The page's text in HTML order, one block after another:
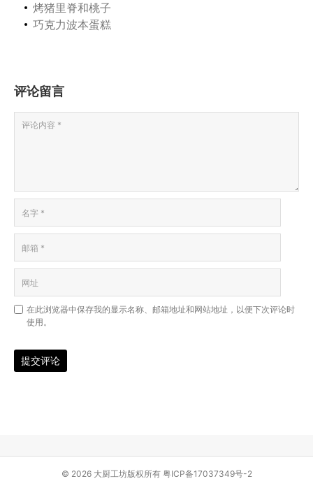
烤猪里脊和桃子
巧克力波本蛋糕
评论留言
在此浏览器中保存我的显示名称、邮箱地址和网站地址，以便下次评论时
使用。
提交评论
© 2026 大厨工坊版权所有 粤ICP备17037349号-2